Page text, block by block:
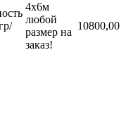
4х6м
любой
размер на
заказ!
10800,00